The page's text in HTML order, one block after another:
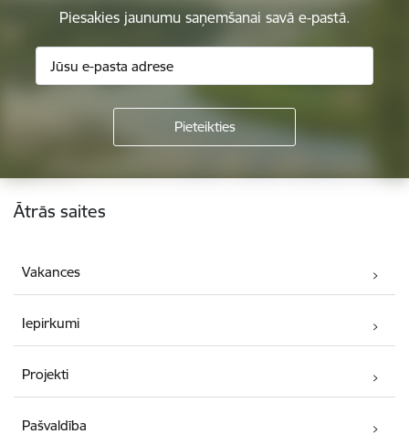
Piesakies jaunumu saņemšanai savā e-pastā.
Kājene
Ātrās saites
Vakances
Iepirkumi
Projekti
Pašvaldība